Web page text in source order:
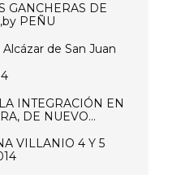
GANCHERAS DE
PEÑU
de San Juan
INTEGRACIÓN EN
DE NUEVO...
VILLANIO 4 Y 5